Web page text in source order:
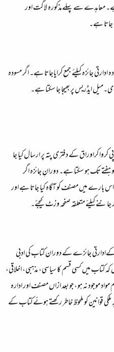
معاہدے سے پہلےمذکورہ لاگت اور
جاتا ہے۔
جائزہ کیلئے جمع کرایاجاتا ہے۔ اگر مسودہ
ایڈریس پربھیجا جا سکتا ہے۔
کروا کراوراق کے دفتری پتہ پر ارسال کیا جا
تک ہو سکتا ہے۔ دورانِ جائزہ اگر
بارے میں مصنف کو آگاہ کیا جاتا ہے اور
کیلئے متعلقہ صفحہ وزٹ کیجئے۔
کےادارتی جائزے کے دوران کتاب کی ادبی
کتاب میں کسی قسم کا سیاسی، مذہبی، اخلاقی،
موجود نہ ہو، جو بعد ازاں مصنف اور ادارہ
قوانین کو ملحوظ خاطر رکھتے ہوئے کتاب کے